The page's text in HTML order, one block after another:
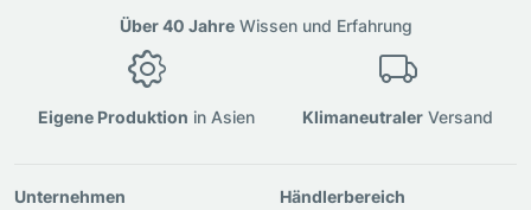
Über 40 JahreWissen und Erfahrung
Eigene Produktion in Asien Klimaneutraler Versand
Unternehmen
Händlerbereich